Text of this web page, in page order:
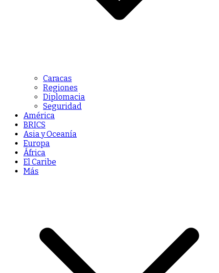
Caracas
Regiones
Diplomacia
Seguridad
América
BRICS
Asia y Oceanía
Europa
África
El Caribe
Más